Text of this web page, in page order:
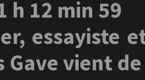
h 12 min 59
essayiste
Gave vient